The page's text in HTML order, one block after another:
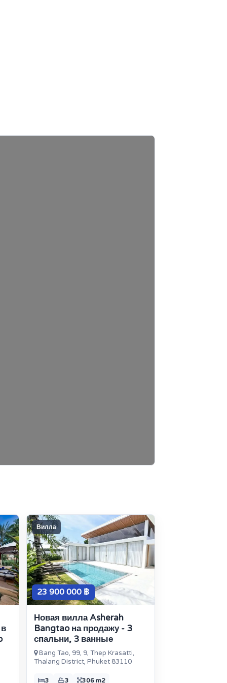
Вилла
23 900 000 ฿
Новая вилла Asherah
Bangtao на продажу - 3
спальни, 3 ванные
Bang Tao, 99, 9, Thep Krasatti,
Thalang District, Phuket 83110
3 3 306 m2